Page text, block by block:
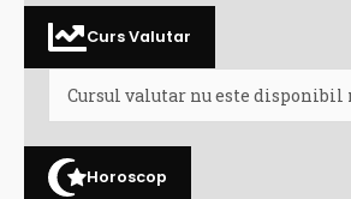
Curs Valutar
Cursul valutar nu este disponibil
Horoscop